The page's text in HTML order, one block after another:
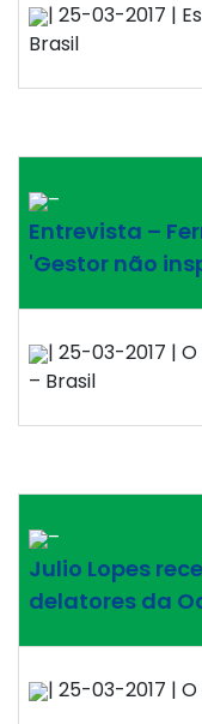
| 25-03-2017 |
Brasil
–
Entrevista –
'Gestor não
| 25-03-2017 |
– Brasil
–
Julio Lopes
delatores da
| 25-03-2017 |